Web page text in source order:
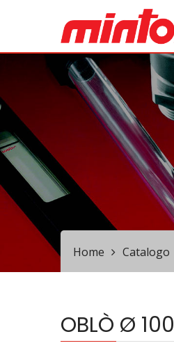
Home Catalogo
OBLÒ Ø 100